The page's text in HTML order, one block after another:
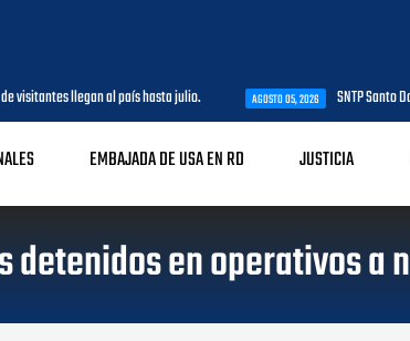
al país hasta julio. AGOSTO 05, 2026 SNTP Santo Domingo Oeste
EMBAJADA DE USA EN RD JUSTICIA
detenidos en operativos a